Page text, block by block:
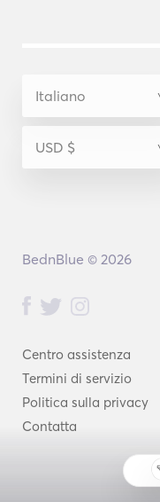
Centro assistenza
Termini di servizio
Politica sulla privacy
Contatta
BednBlue © 2026